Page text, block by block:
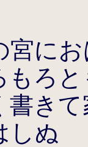
宮に
もろ
書き
しぬ